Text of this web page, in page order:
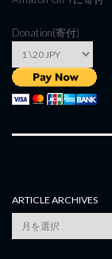
Donation(寄付)
ARTICLE ARCHIVES
Article
Archives